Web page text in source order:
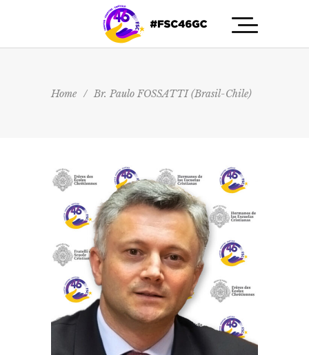
Home / Br. Paulo FOSSATTI (Brasil-Chile)